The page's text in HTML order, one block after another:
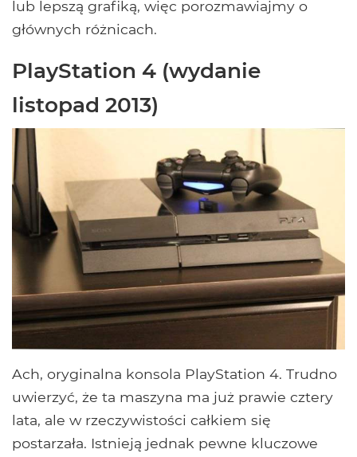
lub lepszą grafiką, więc porozmawiajmy o
głównych różnicach.
PlayStation 4 (wydanie
listopad 2013)
Ach, oryginalna konsola PlayStation 4. Trudno
uwierzyć, że ta maszyna ma już prawie cztery
lata, ale w rzeczywistości całkiem się
postarzała. Istnieją jednak pewne kluczowe